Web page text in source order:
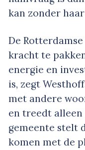
kan zonder
De
kracht te
energie en
is, zegt
met andere
en treedt alleen
gemeente stelt
komen met de